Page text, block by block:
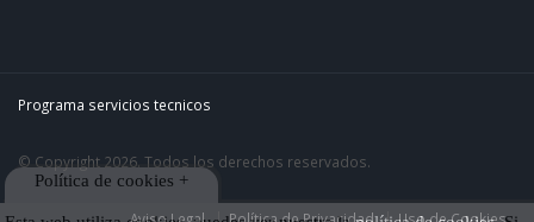
Política de cookies +
Programa servicios tecnicos
© Copyright 2026. Todos los derechos reservados.